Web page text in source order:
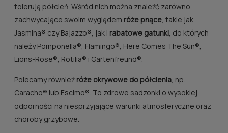
tolerują półcień. Wśród nich można znaleźć zarówno
zachwycające swoim wyglądem róże pnące, takie jak
Jasmina® czy Bajazzo®, jak i rabatowe gatunki, do których
należy Pomponella®, Flamingo®, Here Comes The Sun®,
Lions-Rose®, Rotilia® i Gartenfreund®.
Polecamy również róże okrywowe do półcienia, np.
Caracho® lub Escimo®. To zdrowe sadzonki o wysokiej
odporności na niesprzyjające warunki atmosferyczne oraz
choroby grzybowe.